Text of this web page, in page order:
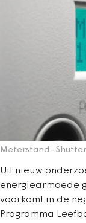
Meterstand -
Uit nieuw
energiearmoede
voorkomt in de
Programma